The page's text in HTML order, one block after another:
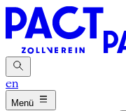
en
Menü